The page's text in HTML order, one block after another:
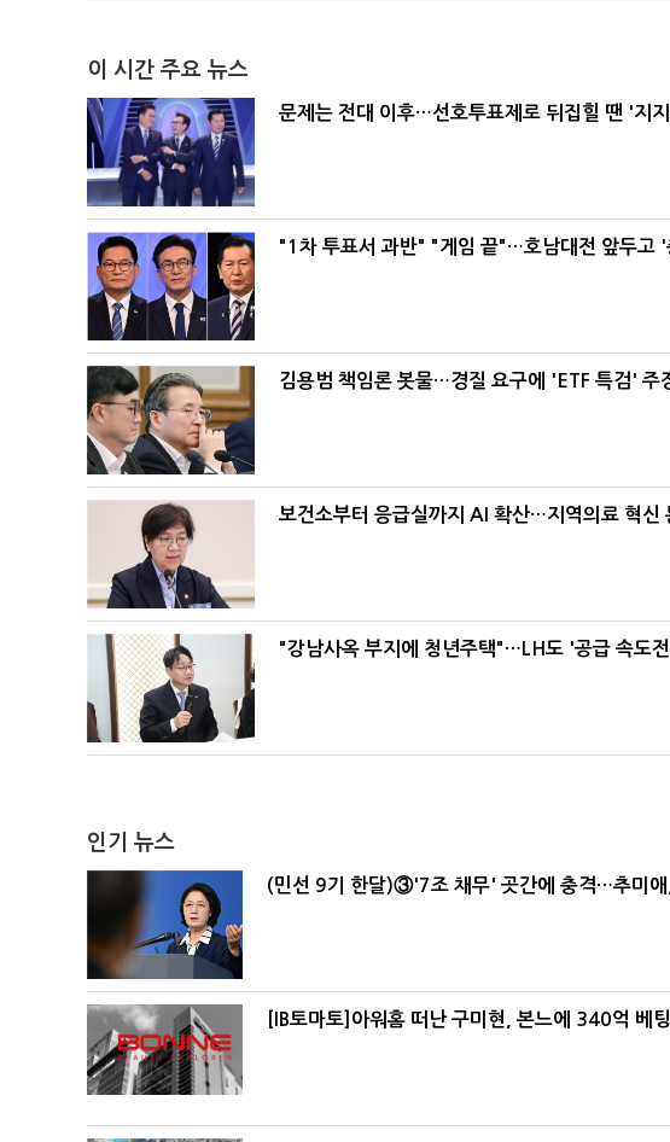
이 시간 주요 뉴스
문제는 전대 이후…선호투표제로 뒤집힐 땐 '지
"1차 투표서 과반" "게임 끝"…호남대전 앞두고 '
김용범 책임론 봇물…경질 요구에 'ETF 특검' 주
보건소부터 응급실까지 AI 확산…지역의료 혁신
"강남사옥 부지에 청년주택"…LH도 '공급 속도
인기 뉴스
(민선 9기 한달)③'7조 채무' 곳간에 충격…추미
[IB토마토]아워홈 떠난 구미현, 본느에 340억 베